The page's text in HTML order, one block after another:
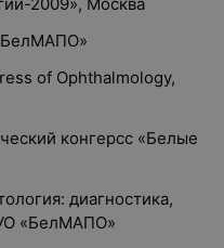
of Ophthalmology,
конгерсс «Белые
диагностика,
«БелМАПО»